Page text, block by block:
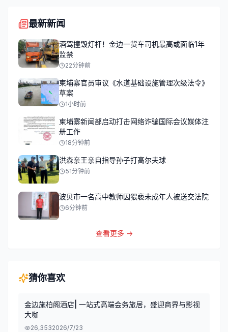
最新新闻
酒驾撞毁灯杆！金边一货车司机最高或面临1年
监禁
22分钟前
柬埔寨官员审议《水道基础设施管理次级法令》
草案
1小时前
柬埔寨新闻部启动打击网络诈骗国际会议媒体注
册工作
18分钟前
洪森亲王亲自指导孙子打高尔夫球
51分钟前
波贝市一名高中教师因猥亵未成年人被送交法院
6分钟前
查看更多 →
猜你喜欢
金边施柏阁酒店| 一站式高端会务旅居，盛迎商界与影视
大咖
26,3532026/7/23